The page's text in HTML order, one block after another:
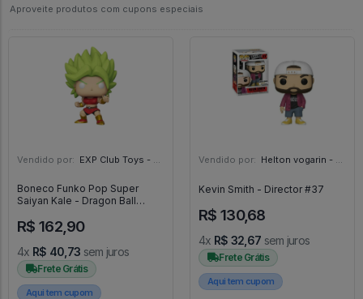
Aproveite produtos com cupons especiais
Vendido por: EXP Club Toys - SP
Boneco Funko Pop Super
Saiyan Kale - Dragon Ball
R$ 162,90
4x R$ 40,73 sem juros
Frete Grátis
Aqui tem cupom
Vendido por: Helton vogarin - SP
Kevin Smith - Director #37
R$ 130,68
4x R$ 32,67 sem juros
Frete Grátis
Aqui tem cupom